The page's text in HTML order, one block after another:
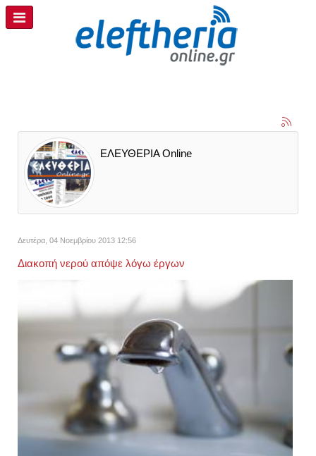
ΕΛΕΥΘΕΡΙΑ Online
Δευτέρα, 04 Νοεμβρίου 2013 12:56
Διακοπή νερού απόψε λόγω έργων